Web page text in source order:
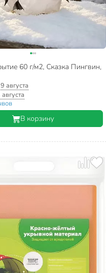
60 г/м2, Сказка Пингвин,
9 августа
августа
В корзину